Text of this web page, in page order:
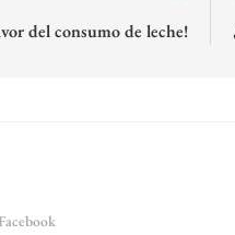
del consumo de leche!